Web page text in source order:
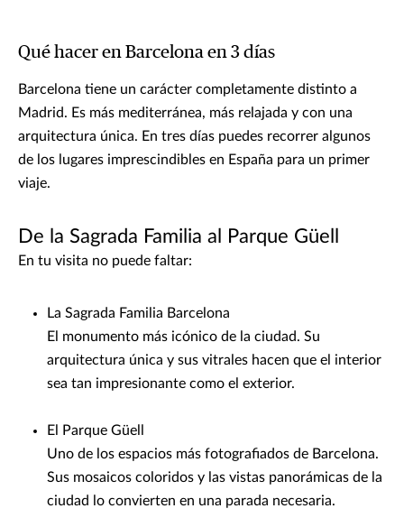
Qué hacer en Barcelona en 3 días
Barcelona tiene un carácter completamente distinto a
Madrid. Es más mediterránea, más relajada y con una
arquitectura única. En tres días puedes recorrer algunos
de los lugares imprescindibles en España para un primer
viaje.
De la Sagrada Familia al Parque Güell
En tu visita no puede faltar:
La Sagrada Familia Barcelona
El monumento más icónico de la ciudad. Su
arquitectura única y sus vitrales hacen que el interior
sea tan impresionante como el exterior.
El Parque Güell
Uno de los espacios más fotografiados de Barcelona.
Sus mosaicos coloridos y las vistas panorámicas de la
ciudad lo convierten en una parada necesaria.